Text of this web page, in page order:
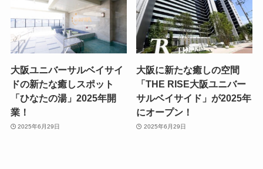
大阪ユニバーサルベイサイ
ドの新たな癒しスポット
「ひなたの湯」2025年開
業！
2025年6月29日
大阪に新たな癒しの空間
「THE RISE大阪ユニバー
サルベイサイド」が2025年
にオープン！
2025年6月29日